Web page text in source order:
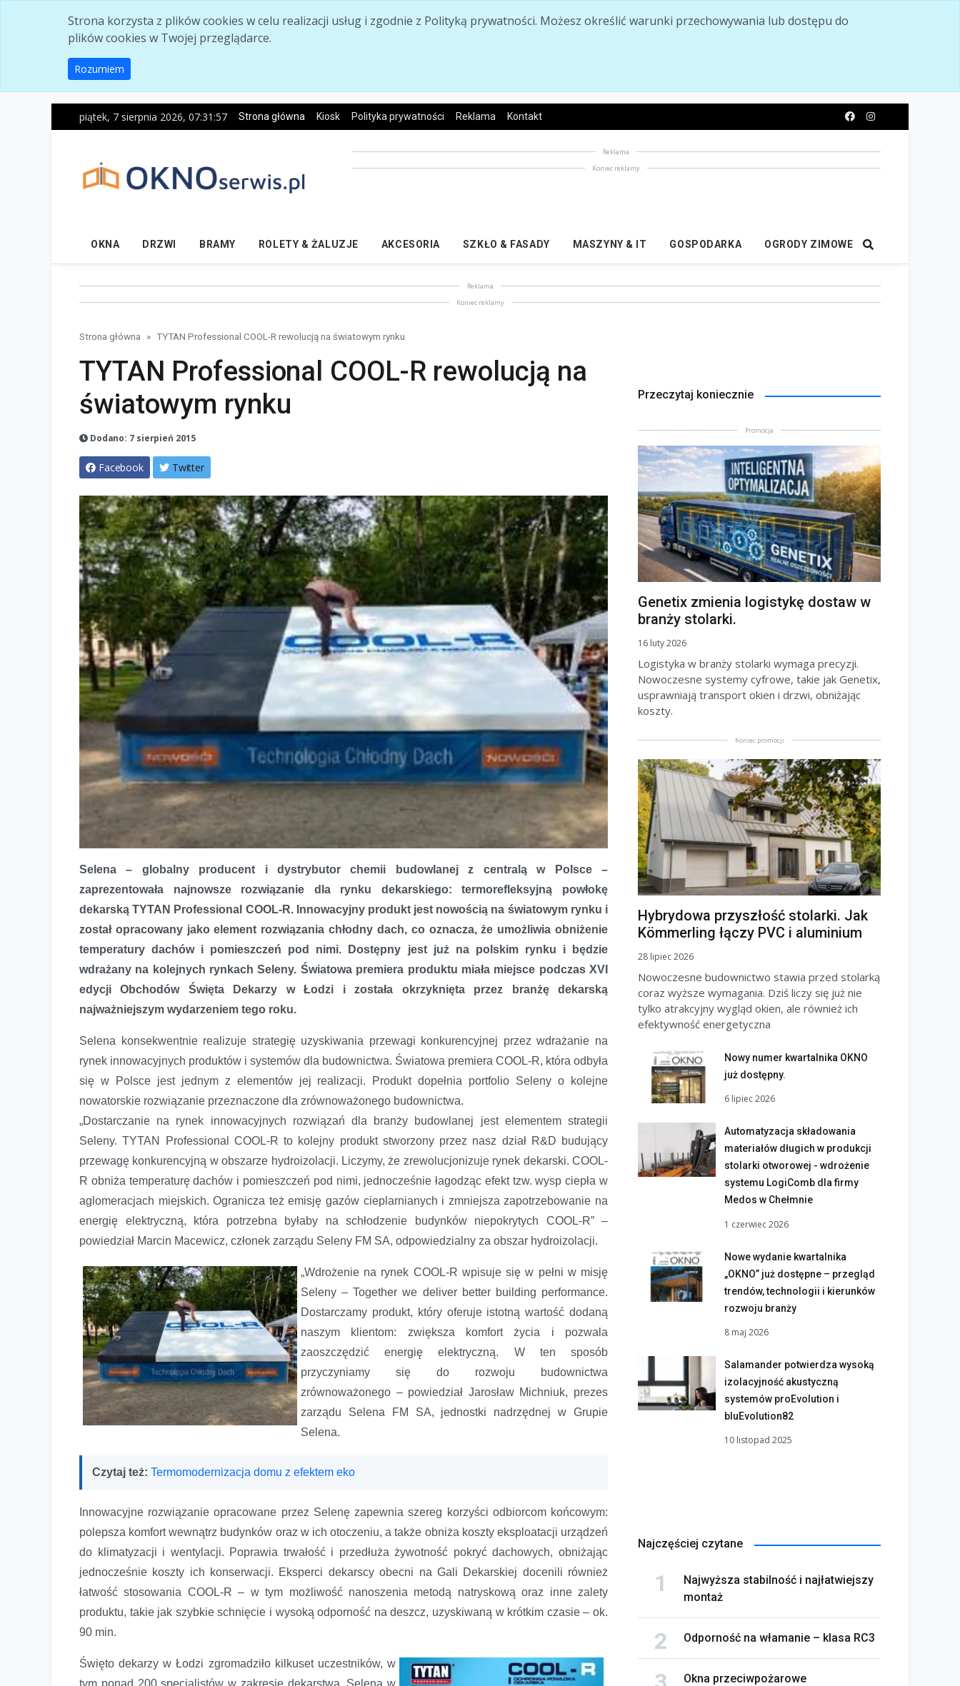
Strona korzysta z plików cookies w celu realizacji usług i zgodnie z Polityką prywatności. Możesz określić warunki przechowywania lub dostępu do
plików cookies w Twojej przeglądarce.
Rozumiem
piątek, 7 sierpnia 2026, 07:31:58 Strona główna Kiosk Polityka prywatności Reklama Kontakt
Reklama
Koniec reklamy
OKNA DRZWI BRAMY ROLETY & ŻALUZJE AKCESORIA SZKŁO & FASADY MASZYNY & IT GOSPODARKA OGRODY ZIMOWE
Reklama
Koniec reklamy
Strona główna TYTAN Professional COOL-R rewolucją na światowym rynku
TYTAN Professional COOL-R rewolucją na
światowym rynku
Dodano: 7 sierpień 2015
Facebook Twitter
TYTAN Professional COOL-R rewolucją na światowym rynku
Selena – globalny producent i dystrybutor chemii budowlanej z centralą w Polsce –
zaprezentowała najnowsze rozwiązanie dla rynku dekarskiego: termorefleksyjną powłokę
dekarską TYTAN Professional COOL-R. Innowacyjny produkt jest nowością na światowym rynku i
został opracowany jako element rozwiązania chłodny dach, co oznacza, że umożliwia obniżenie
temperatury dachów i pomieszczeń pod nimi. Dostępny jest już na polskim rynku i będzie
wdrażany na kolejnych rynkach Seleny. Światowa premiera produktu miała miejsce podczas XVI
edycji Obchodów Święta Dekarzy w Łodzi i została okrzyknięta przez branżę dekarską
najważniejszym wydarzeniem tego roku.
Selena konsekwentnie realizuje strategię uzyskiwania przewagi konkurencyjnej przez wdrażanie na
rynek innowacyjnych produktów i systemów dla budownictwa. Światowa premiera COOL-R, która odbyła
się w Polsce jest jednym z elementów jej realizacji. Produkt dopełnia portfolio Seleny o kolejne
nowatorskie rozwiązanie przeznaczone dla zrównoważonego budownictwa.
„Dostarczanie na rynek innowacyjnych rozwiązań dla branży budowlanej jest elementem strategii
Seleny. TYTAN Professional COOL-R to kolejny produkt stworzony przez nasz dział R&D budujący
przewagę konkurencyjną w obszarze hydroizolacji. Liczymy, że zrewolucjonizuje rynek dekarski. COOL-
R obniża temperaturę dachów i pomieszczeń pod nimi, jednocześnie łagodząc efekt tzw. wysp ciepła w
aglomeracjach miejskich. Ogranicza też emisję gazów cieplarnianych i zmniejsza zapotrzebowanie na
energię elektryczną, która potrzebna byłaby na schłodzenie budynków niepokrytych COOL-R” –
powiedział Marcin Macewicz, członek zarządu Seleny FM SA, odpowiedzialny za obszar hydroizolacji.
„Wdrożenie na rynek COOL-R wpisuje się w pełni w misję
Seleny – Together we deliver better building performance.
Dostarczamy produkt, który oferuje istotną wartość dodaną
naszym klientom: zwiększa komfort życia i pozwala
zaoszczędzić energię elektryczną. W ten sposób
przyczyniamy się do rozwoju budownictwa
zrównoważonego – powiedział Jarosław Michniuk, prezes
zarządu Selena FM SA, jednostki nadrzędnej w Grupie
Selena.
Czytaj też: Termomodernizacja domu z efektem eko
Innowacyjne rozwiązanie opracowane przez Selenę zapewnia szereg korzyści odbiorcom końcowym:
polepsza komfort wewnątrz budynków oraz w ich otoczeniu, a także obniża koszty eksploatacji urządzeń
do klimatyzacji i wentylacji. Poprawia trwałość i przedłuża żywotność pokryć dachowych, obniżając
jednocześnie koszty ich konserwacji. Eksperci dekarscy obecni na Gali Dekarskiej docenili również
łatwość stosowania COOL-R – w tym możliwość nanoszenia metodą natryskową oraz inne zalety
produktu, takie jak szybkie schnięcie i wysoką odporność na deszcz, uzyskiwaną w krótkim czasie – ok.
90 min.
Święto dekarzy w Łodzi zgromadziło kilkuset uczestników, w
tym ponad 200 specjalistów w zakresie dekarstwa. Selena w
Przeczytaj koniecznie
Promocja
Genetix zmienia logistykę dostaw w
branży stolarki.
16 luty 2026
Logistyka w branży stolarki wymaga precyzji.
Nowoczesne systemy cyfrowe, takie jak Genetix,
usprawniają transport okien i drzwi, obniżając
koszty.
Koniec promocji
Hybrydowa przyszłość stolarki. Jak
Kömmerling łączy PVC i aluminium
28 lipiec 2026
Nowoczesne budownictwo stawia przed stolarką
coraz wyższe wymagania. Dziś liczy się już nie
tylko atrakcyjny wygląd okien, ale również ich
efektywność energetyczna
Nowy numer kwartalnika OKNO
już dostępny.
6 lipiec 2026
Automatyzacja składowania
materiałów długich w produkcji
stolarki otworowej - wdrożenie
systemu LogiComb dla firmy
Medos w Chełmnie
1 czerwiec 2026
Nowe wydanie kwartalnika
„OKNO” już dostępne – przegląd
trendów, technologii i kierunków
rozwoju branży
8 maj 2026
Salamander potwierdza wysoką
izolacyjność akustyczną
systemów proEvolution i
bluEvolution82
10 listopad 2025
Najczęściej czytane
Najwyższa stabilność i najłatwiejszy
montaż
Odporność na włamanie – klasa RC3
Okna przeciwpożarowe